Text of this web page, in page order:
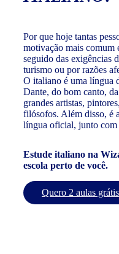
Por que hoje tantas
motivação mais comum
seguido das exigências
turismo ou por razões
O italiano é uma língua
Dante, do bom canto,
grandes artistas,
filósofos. Além disso, é
língua oficial, junto
Estude italiano na
escola perto de você.
Quero 2 aulas